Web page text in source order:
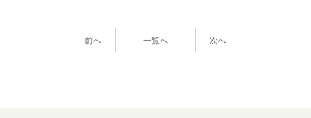
前へ 一覧へ 次へ